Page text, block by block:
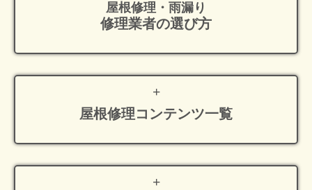
屋根修理・雨漏り
修理業者の選び方
屋根修理コンテンツ一覧